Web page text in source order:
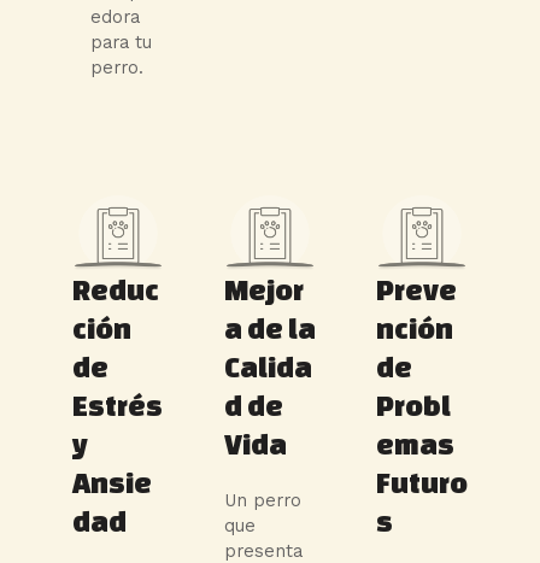
edora
para tu
perro.
Reduc
ción
de
Estrés
y
Ansie
dad
Mejor
a de la
Calida
d de
Vida
Un perro
que
presenta
Preve
nción
de
Probl
emas
Futuro
s